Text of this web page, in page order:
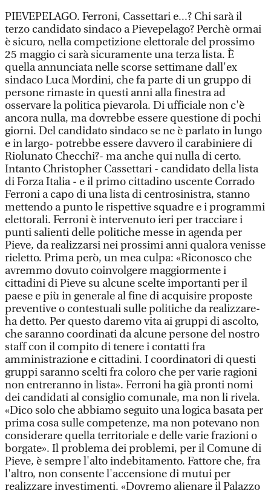
PIEVEPELAGO. Ferroni, Cassettari e...? Chi sarà il
terzo candidato sindaco a Pievepelago? Perchè ormai
è sicuro, nella competizione elettorale del prossimo
25 maggio ci sarà sicuramente una terza lista. È
quella annunciata nelle scorse settimane dall'ex
sindaco Luca Mordini, che fa parte di un gruppo di
persone rimaste in questi anni alla finestra ad
osservare la politica pievarola. Di ufficiale non c'è
ancora nulla, ma dovrebbe essere questione di pochi
giorni. Del candidato sindaco se ne è parlato in lungo
e in largo- potrebbe essere davvero il carabiniere di
Riolunato Checchi?- ma anche qui nulla di certo.
Intanto Christopher Cassettari - candidato della lista
di Forza Italia - e il primo cittadino uscente Corrado
Ferroni a capo di una lista di centrosinistra, stanno
mettendo a punto le rispettive squadre e i programmi
elettorali. Ferroni è intervenuto ieri per tracciare i
punti salienti delle politiche messe in agenda per
Pieve, da realizzarsi nei prossimi anni qualora venisse
rieletto. Prima però, un mea culpa: «Riconosco che
avremmo dovuto coinvolgere maggiormente i
cittadini di Pieve su alcune scelte importanti per il
paese e più in generale al fine di acquisire proposte
preventive o contestuali sulle politiche da realizzare-
ha detto. Per questo daremo vita ai gruppi di ascolto,
che saranno coordinati da alcune persone del nostro
staff con il compito di tenere i contatti fra
amministrazione e cittadini. I coordinatori di questi
gruppi saranno scelti fra coloro che per varie ragioni
non entreranno in lista». Ferroni ha già pronti nomi
dei candidati al consiglio comunale, ma non li rivela.
«Dico solo che abbiamo seguito una logica basata per
prima cosa sulle competenze, ma non potevano non
considerare quella territoriale e delle varie frazioni o
borgate». Il problema dei problemi, per il Comune di
Pieve, è sempre l'alto indebitamento. Fattore che, fra
l'altro, non consente l'accensione di mutui per
realizzare investimenti. «Dovremo alienare il Palazzo